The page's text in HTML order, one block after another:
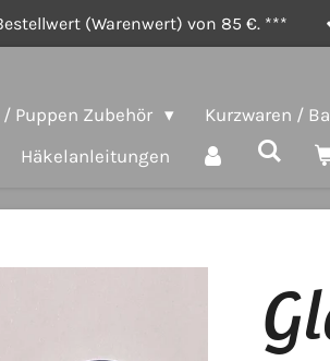
(Warenwert) von 85 €. ***
Puppen Zubehör Kurzwaren /
Häkelanleitungen